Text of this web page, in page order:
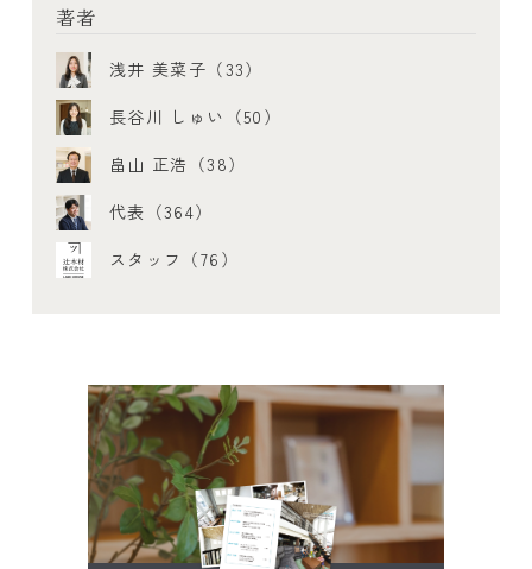
著者
浅井 美菜子（33）
長谷川 しゅい（50）
畠山 正浩（38）
代表（364）
スタッフ（76）